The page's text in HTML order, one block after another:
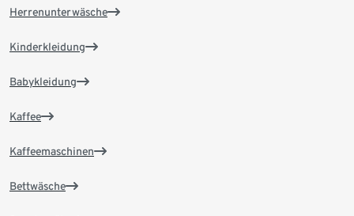
Herrenunterwäsche
Kinderkleidung
Babykleidung
Kaffee
Kaffeemaschinen
Bettwäsche